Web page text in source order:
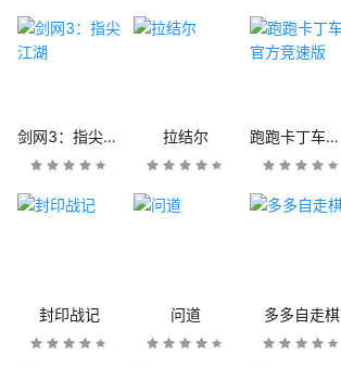
剑网3：指尖江湖 拉结尔 跑跑卡丁车官方竞速版
封印战记 问道 多多自走棋